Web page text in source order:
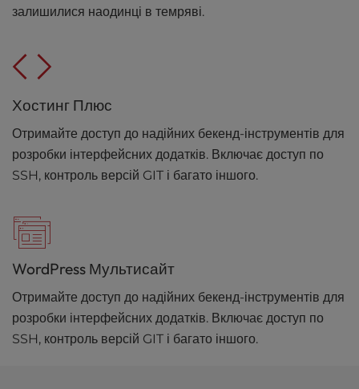
залишилися наодинці в темряві.
Хостинг Плюс
Отримайте доступ до надійних бекенд-інструментів для
розробки інтерфейсних додатків. Включає доступ по
SSH, контроль версій GIT і багато іншого.
WordPress Мультисайт
Отримайте доступ до надійних бекенд-інструментів для
розробки інтерфейсних додатків. Включає доступ по
SSH, контроль версій GIT і багато іншого.